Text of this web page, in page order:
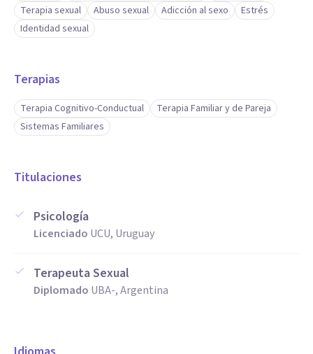
Terapia sexual
Abuso sexual Adicción al sexo
Estrés
Identidad sexual
Terapias
Terapia Cognitivo-Conductual
Terapia Familiar y de Pareja
Sistemas Familiares
Titulaciones
Psicología
Licenciado UCU, Uruguay
Terapeuta Sexual
Diplomado UBA-, Argentina